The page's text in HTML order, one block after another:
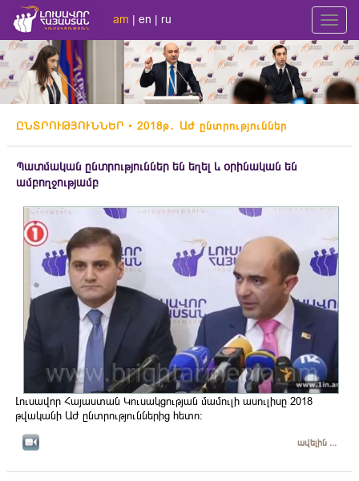
am | en | ru
ԸՆՏՐՈՒԹՅՈՒՆՆԵՐ • 2018թ․ ԱԺ ընտրություններ
Պատմական ընտրություններ են եղել և օրինական են
ամբողջությամբ
Լուսավոր Հայաստան Կուսակցության մամուլի ասուլիսը 2018
թվականի ԱԺ ընտրություններից հետո։
ավելին ...